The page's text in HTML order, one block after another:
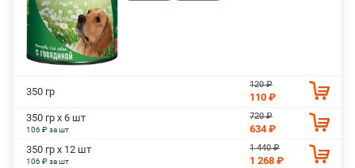
350 гр
120 ₽
110 ₽
350 гр х 6 шт
106 ₽ за шт
720 ₽
634 ₽
350 гр х 12 шт
106 ₽ за шт
1 440 ₽
1 268 ₽